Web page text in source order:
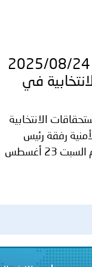
ليبيا ـ 1447/03/01هــ الموافق 2025/08/24
في
الانتخابية
رفقة رئيس
المفوضية الوطنية العليا للانتخابات، ظهر يوم السبت 23 أغسطس